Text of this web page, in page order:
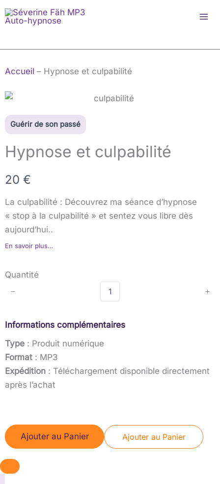
Aller
au
Accueil – Hypnose et culpabilité
Guérir de son passé
Hypnose et culpabilité
M
a
i
n
t
e
n
t
20 €
La culpabilité : Découvrez ma séance d’hypnose
« stop à la culpabilité » et sentez vous libre dès
aujourd’hui..
En savoir plus…
Quantité
Informations complémentaires
Type : Produit numérique
Format : MP3
Expédition : Téléchargement disponible directement
après l’achat
Ajouter au Panier Ajouter au Panier